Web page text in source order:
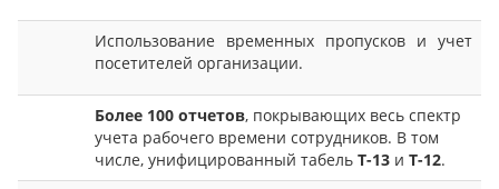
Использование временных пропусков и учет
посетителей организации.
Более 100 отчетов, покрывающих весь спектр
учета рабочего времени сотрудников. В том
числе, унифицированный табель Т-13 и Т-12.